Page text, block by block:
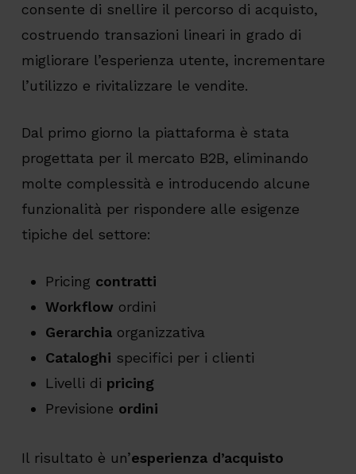
consente di snellire il percorso di acquisto,
costruendo transazioni lineari in grado di
migliorare l’esperienza utente, incrementare
l’utilizzo e rivitalizzare le vendite.
Dal primo giorno la piattaforma è stata
progettata per il mercato B2B, eliminando
molte complessità e introducendo alcune
funzionalità per rispondere alle esigenze
tipiche del settore:
Pricing contratti
Workflow ordini
Gerarchiaorganizzativa
Cataloghi specifici per i clienti
Livelli di pricing
Previsione ordini
Il risultato è un’esperienza d’acquisto